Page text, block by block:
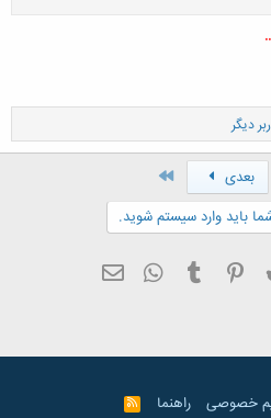
تا باز شود...
بعدی
باید وارد سیستم شوید.
Reddit
Pinterest
Tumblr
WhatsApp
خصوصی راهنما
R